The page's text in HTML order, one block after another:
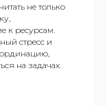
не только
к ресурсам.
стресс и
на задачах.